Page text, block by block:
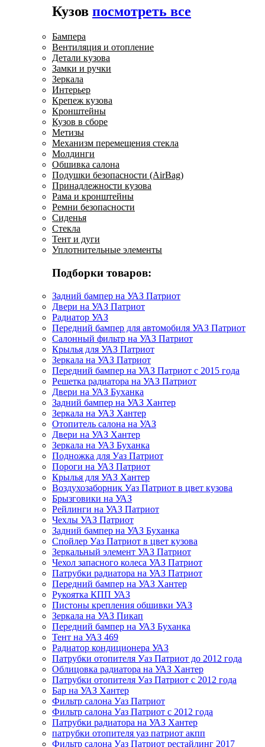
Кузов посмотреть все
Бампера
Вентиляция и отопление
Детали кузова
Замки и ручки
Зеркала
Интерьер
Крепеж кузова
Кронштейны
Кузов в сборе
Метизы
Механизм перемещения стекла
Молдинги
Обшивка салона
Подушки безопасности (AirBag)
Принадлежности кузова
Рама и кронштейны
Ремни безопасности
Сиденья
Стекла
Тент и дуги
Уплотнительные элементы
Подборки товаров:
Задний бампер на УАЗ Патриот
Двери на УАЗ Патриот
Радиатор УАЗ
Передний бампер для автомобиля УАЗ Патриот
Салонный фильтр на УАЗ Патриот
Крылья для УАЗ Патриот
Зеркала на УАЗ Патриот
Передний бампер на УАЗ Патриот с 2015 года
Решетка радиатора на УАЗ Патриот
Двери на УАЗ Буханка
Задний бампер на УАЗ Хантер
Зеркала на УАЗ Хантер
Отопитель салона на УАЗ
Двери на УАЗ Хантер
Зеркала на УАЗ Буханка
Подножка для Уаз Патриот
Пороги на УАЗ Патриот
Крылья для УАЗ Хантер
Воздухозаборник Уаз Патриот в цвет кузова
Брызговики на УАЗ
Рейлинги на УАЗ Патриот
Чехлы УАЗ Патриот
Задний бампер на УАЗ Буханка
Спойлер Уаз Патриот в цвет кузова
Зеркальный элемент УАЗ Патриот
Чехол запасного колеса УАЗ Патриот
Патрубки радиатора на УАЗ Патриот
Передний бампер на УАЗ Хантер
Рукоятка КПП УАЗ
Пистоны крепления обшивки УАЗ
Зеркала на УАЗ Пикап
Передний бампер на УАЗ Буханка
Тент на УАЗ 469
Радиатор кондиционера УАЗ
Патрубки отопителя Уаз Патриот до 2012 года
Облицовка радиатора на УАЗ Хантер
Патрубки отопителя Уаз Патриот с 2012 года
Бар на УАЗ Хантер
Фильтр салона Уаз Патриот
Фильтр салона Уаз Патриот с 2012 года
Патрубки радиатора на УАЗ Хантер
патрубки отопителя уаз патриот акпп
Фильтр салона Уаз Патриот рестайлинг 2017